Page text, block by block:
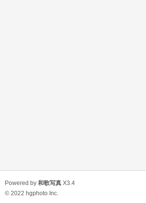
Powered by 和歌写真 X3.4
© 2022 hgphoto Inc.